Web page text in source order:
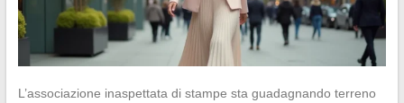
L’associazione inaspettata di stampe sta guadagnando terreno